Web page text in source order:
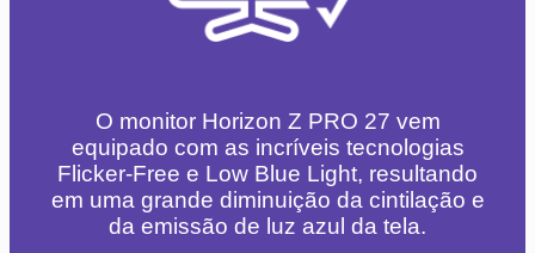
O monitor Horizon Z PRO 27 vem
equipado com as incríveis tecnologias
Flicker-Free e Low Blue Light, resultando
em uma grande diminuição da cintilação e
da emissão de luz azul da tela.